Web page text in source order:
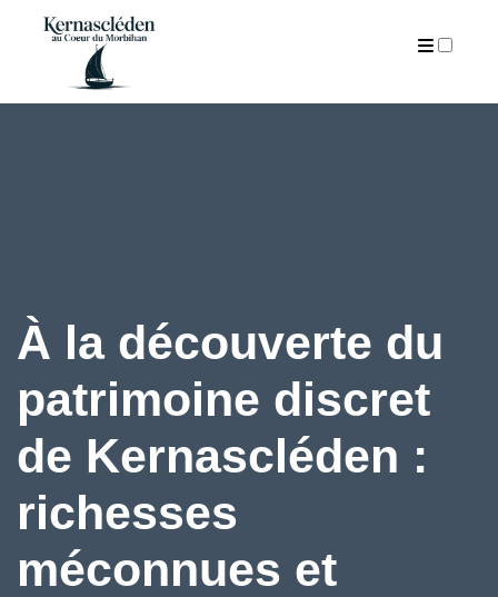
À la découverte du
patrimoine discret
de Kernascléden :
richesses
méconnues et